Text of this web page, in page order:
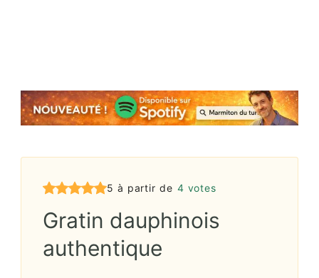
5 à partir de 4 votes
Gratin dauphinois
authentique